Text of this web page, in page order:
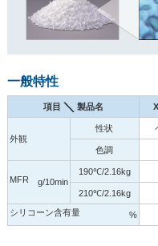
一般特性
項目 製品名
外観
性状
色調
MFR g/10min
190℃/2.16kg
210℃/2.16kg
シリコーン含有量
%